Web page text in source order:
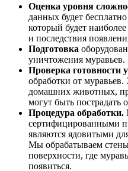
Оценка уровня
данных будет
который будет
и последствия
Подготовка
уничтожения муравьев.
Проверка готовности
обработки от
домашних животных,
могут быть пострадать
Процедура обработки.
сертифицированными
являются ядовитыми
Мы обрабатываем
поверхности, где
появиться.